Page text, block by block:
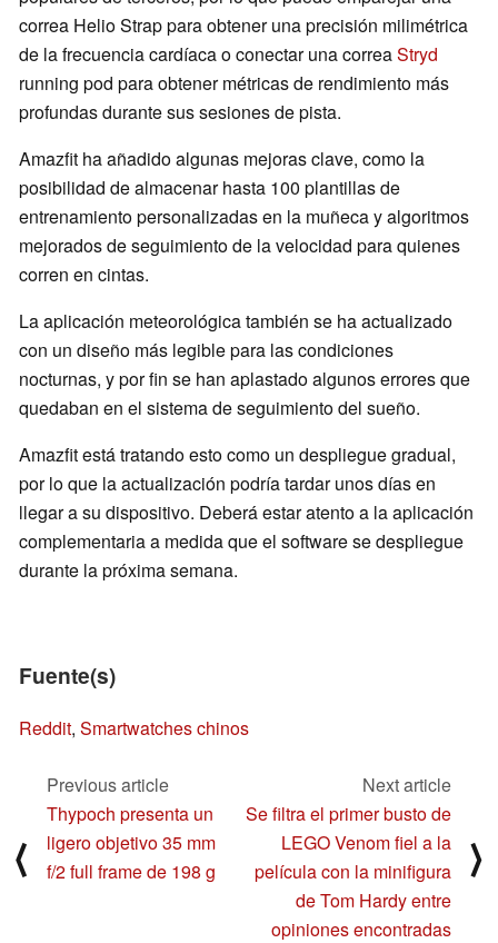
correa Helio Strap para obtener una precisión milimétrica
de la frecuencia cardíaca o conectar una correaStryd
running pod para obtener métricas de rendimiento más
profundas durante sus sesiones de pista.
Amazfit ha añadido algunas mejoras clave, como la
posibilidad de almacenar hasta 100 plantillas de
entrenamiento personalizadas en la muñeca y algoritmos
mejorados de seguimiento de la velocidad para quienes
corren en cintas.
La aplicación meteorológica también se ha actualizado
con un diseño más legible para las condiciones
nocturnas, y por fin se han aplastado algunos errores que
quedaban en el sistema de seguimiento del sueño.
Amazfit está tratando esto como un despliegue gradual,
por lo que la actualización podría tardar unos días en
llegar a su dispositivo. Deberá estar atento a la aplicación
complementaria a medida que el software se despliegue
durante la próxima semana.
Fuente(s)
Reddit, Smartwatches chinos
⟨
Previous article
Thypoch presenta un
ligero objetivo 35 mm
f/2 full frame de 198 g
Next article
Se filtra el primer busto de
LEGO Venom fiel a la
película con la minifigura
de Tom Hardy entre
opiniones encontradas
⟩